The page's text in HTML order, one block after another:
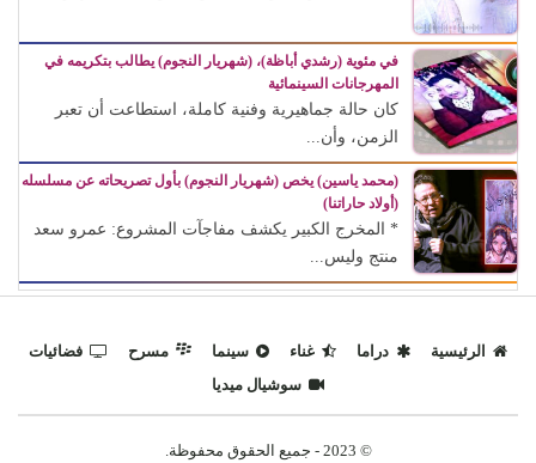
في مئوية (رشدي أباظة)، (شهريار النجوم) يطالب بتكريمه في
المهرجانات السينمائية
كان حالة جماهيرية وفنية كاملة، استطاعت أن تعبر
الزمن، وأن...
(محمد ياسين) يخص (شهريار النجوم) بأول تصريحاته عن مسلسله
(أولاد حاراتنا)
* المخرج الكبير يكشف مفاجآت المشروع: عمرو سعد
منتج وليس...
الرئيسية دراما غناء سينما مسرح
فضائيات
سوشيال ميديا
© 2023 - جميع الحقوق محفوظة.